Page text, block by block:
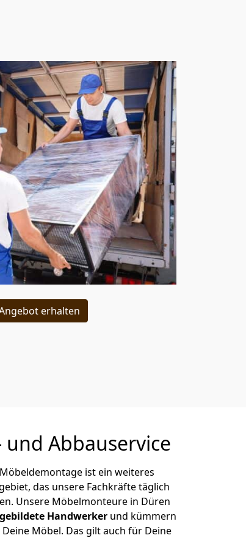
erhalten
und Abbauservice
ist ein weiteres
das unsere Fachkräfte täglich
Unsere Möbelmonteure in Düren
Handwerker und kümmern
Möbel. Das gilt auch für Deine